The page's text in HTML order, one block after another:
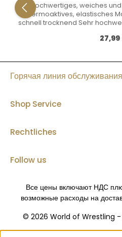
Hochwertiges, weiches
Thermoaktives, elastisches
schnell trocknend Sehr
euch ein eigenes
Горячая линия обслуживания
Shop Service
Rechtliches
Follow us
© 2026 World of Wrestling
Все цены включают НДС
возможные расходы на